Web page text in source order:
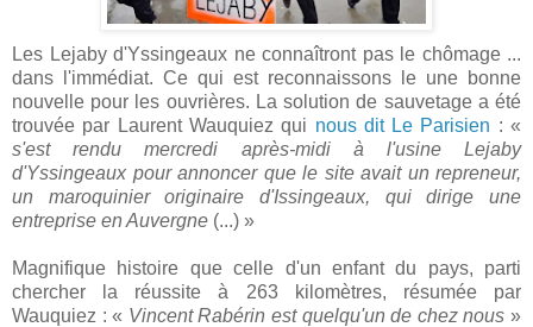
Les Lejaby d'Yssingeaux ne connaîtront pas le chômage ...
dans l'immédiat. Ce qui est reconnaissons le une bonne
nouvelle pour les ouvrières. La solution de sauvetage a été
trouvée par Laurent Wauquiez qui nous dit Le Parisien : «
s'est rendu mercredi après-midi à l'usine Lejaby
d'Yssingeaux pour annoncer que le site avait un repreneur,
un maroquinier originaire d'Issingeaux, qui dirige une
entreprise en Auvergne (...) »
Magnifique histoire que celle d'un enfant du pays, parti
chercher la réussite à 263 kilomètres, résumée par
Wauquiez : « Vincent Rabérin est quelqu'un de chez nous»